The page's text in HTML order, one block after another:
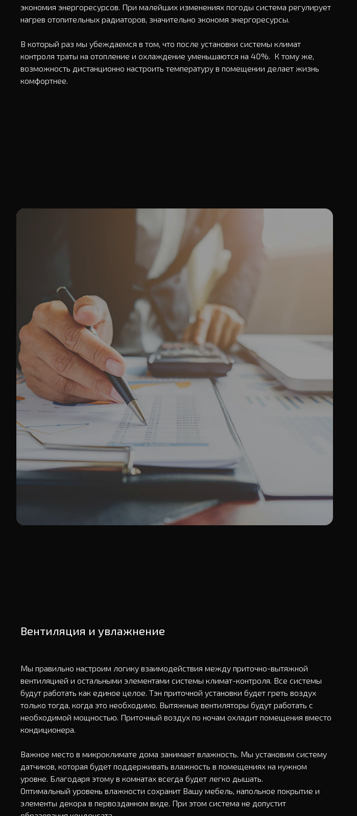
экономия энергоресурсов. При малейших изменениях погоды система регулирует
нагрев отопительных радиаторов, значительно экономя энергоресурсы.
В который раз мы убеждаемся в том, что после установки системы климат
контроля траты на отопление и охлаждение уменьшаются на 40%.  К тому же,
возможность дистанционно настроить температуру в помещении делает жизнь
Вентиляция и увлажнение
Мы правильно настроим логику взаимодействия между приточно-вытяжной
вентиляцией и остальными элементами системы климат-контроля. Все системы
будут работать как единое целое. Тэн приточной установки будет греть воздух
только тогда, когда это необходимо. Вытяжные вентиляторы будут работать с
необходимой мощностью. Приточный воздух по ночам охладит помещения вместо
кондиционера.
Важное место в микроклимате дома занимает влажность. Мы установим систему
датчиков, которая будет поддерживать влажность в помещениях на нужном
уровне. Благодаря этому в комнатах всегда будет легко дышать.
Оптимальный уровень влажности сохранит Вашу мебель, напольное покрытие и
элементы декора в первозданном виде. При этом система не допустит